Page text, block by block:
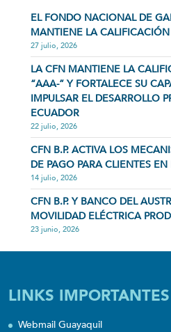
EL FONDO NACIONAL DE
MANTIENE LA
27 julio, 2026
LA CFN MANTIENE LA
“AAA-” Y FORTALECE SU
IMPULSAR EL DESARROLLO
ECUADOR
22 julio, 2026
CFN B.P. ACTIVA LOS
DE PAGO PARA CLIENTES
14 julio, 2026
CFN B.P. Y BANCO DEL
MOVILIDAD ELÉCTRICA
23 junio, 2026
LINKS IMPORTANTES
Webmail Guayaquil